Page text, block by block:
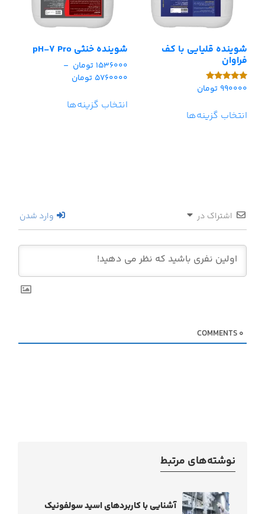
شوینده قلیایی با کف
فراوان
امتیاز
990000 تومان
انتخاب گزینه‌ها
شوینده خنثی pH-7 Pro
1536000 تومان –
5760000 تومان
انتخاب گزینه‌ها
اشتراک در وارد شدن
0
نوشته‌های مرتبط
آشنایی با کاربردهای اسید سولفونیک